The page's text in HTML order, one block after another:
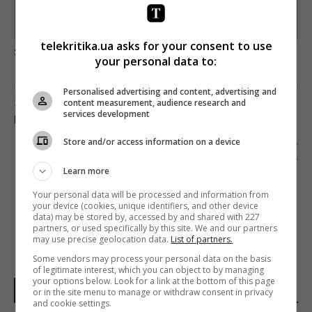
Предоставлено SendPulse
загрузка...
Предыдущий пост
КРАСНЫЙ СМЕХ ХОАКИНА ФЕНИКСА
Следующий пост
ИЗДАНИЕ TIME АНОНСИРОВАЛО ВОЛНУ
НОВОСТИ ДНЯ
telekritika.ua asks for your consent to use
your personal data to:
Personalised advertising and content, advertising and
content measurement, audience research and
services development
Store and/or access information on a device
Learn more
Your personal data will be processed and information from
your device (cookies, unique identifiers, and other device
data) may be stored by, accessed by and shared with 227
partners, or used specifically by this site. We and our partners
may use precise geolocation data. List of partners.
Some vendors may process your personal data on the basis
of legitimate interest, which you can object to by managing
your options below. Look for a link at the bottom of this page
or in the site menu to manage or withdraw consent in privacy
and cookie settings.